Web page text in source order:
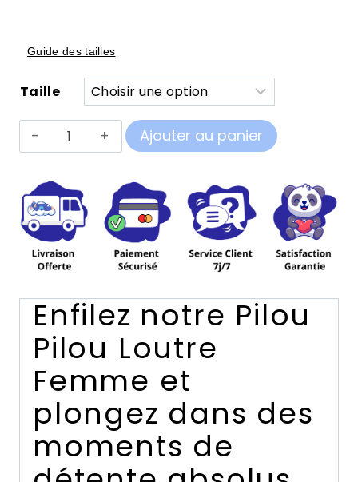
Guide des tailles
Taille
quantité
de
Pilou
Loutre
Ajouter au panier
Enfilez notre Pilou
Pilou Loutre
Femme et
plongez dans des
moments de